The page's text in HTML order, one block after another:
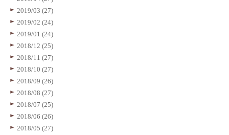
2019/03 (27)
2019/02 (24)
2019/01 (24)
2018/12 (25)
2018/11 (27)
2018/10 (27)
2018/09 (26)
2018/08 (27)
2018/07 (25)
2018/06 (26)
2018/05 (27)